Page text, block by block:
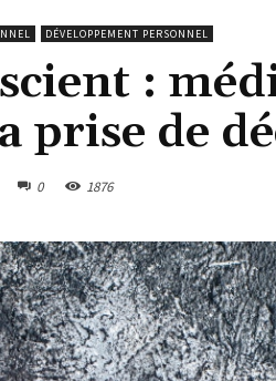
DÉVELOPPEMENT PERSONNEL
:
prise de
0 1876